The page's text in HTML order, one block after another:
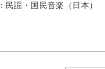
民謡・国民音楽（日本）